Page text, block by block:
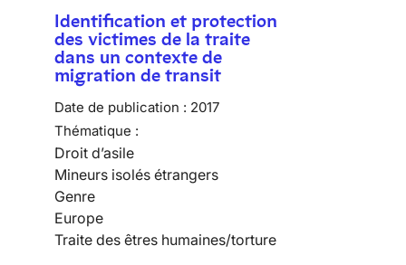
Identification et protection
des victimes de la traite
dans un contexte de
migration de transit
Date de publication : 2017
Thématique :
Droit d’asile
Mineurs isolés étrangers
Genre
Europe
Traite des êtres humaines/torture